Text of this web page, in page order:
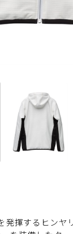
発揮するヒンヤ